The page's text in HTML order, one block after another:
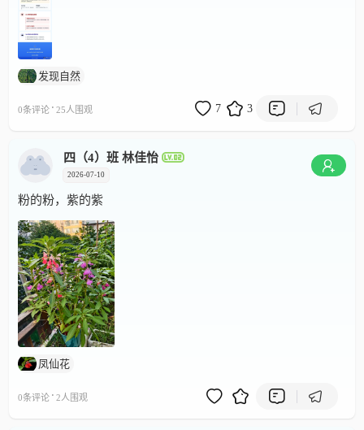
发现自然
0条评论 · 25人围观 7 3
四（4）班 林佳怡
2026-07-10
粉的粉，紫的紫
凤仙花
0条评论 · 2人围观